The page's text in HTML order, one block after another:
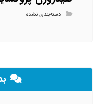
دسته‌بندی نشده